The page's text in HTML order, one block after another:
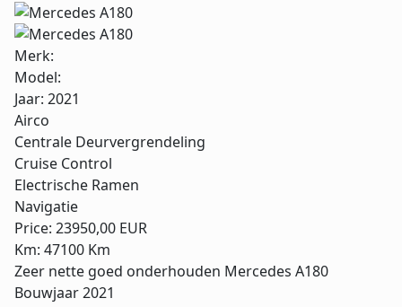
Merk:
Model:
Jaar: 2021
Airco
Centrale Deurvergrendeling
Cruise Control
Electrische Ramen
Navigatie
Price: 23950,00 EUR
Km: 47100 Km
Zeer nette goed onderhouden Mercedes A180
Bouwjaar 2021